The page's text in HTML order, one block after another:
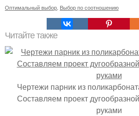
Оптимальный выбор Выбор по соотношению
Читайте также
Чертежи парник из
Составляем проект
руками